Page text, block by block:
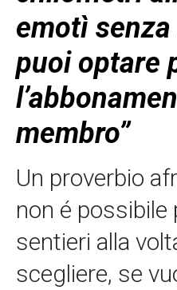
emotì
puoi optare
membro”
Un proverbio
non é possibile
sentieri alla
scegliere, se